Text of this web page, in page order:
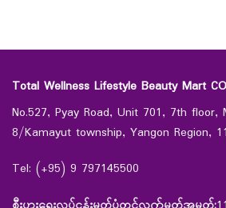
Total Wellness Lifestyle Beauty Mart
No.527, Pyay Road, Unit 701, 7th floor,
8/Kamayut township, Yangon Region,
Tel: (+95) 9 797145500